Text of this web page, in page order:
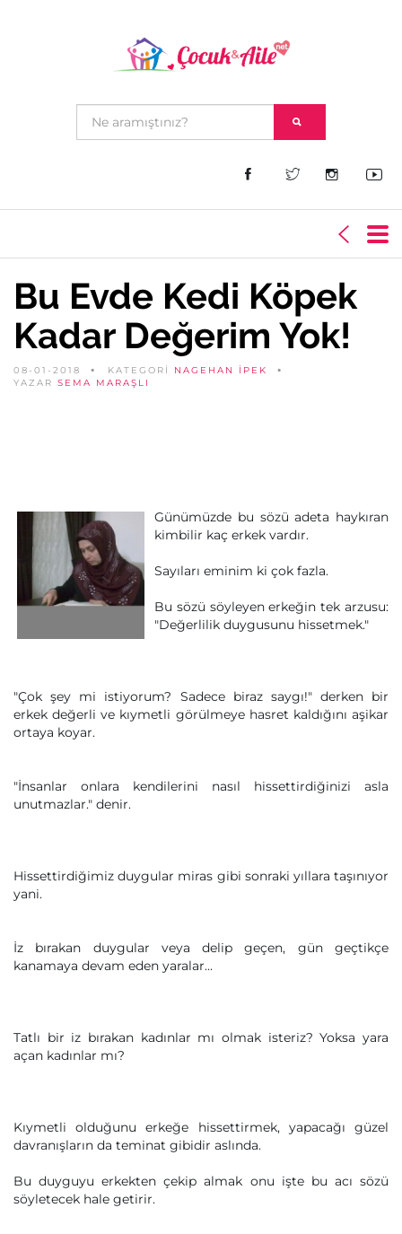
Bu Evde Kedi Köpek
Kadar Değerim Yok!
08-01-2018 KATEGORİ NAGEHAN İPEK
YAZAR SEMA MARAŞLI
Günümüzde bu sözü adeta haykıran
kimbilir kaç erkek vardır.
Sayıları eminim ki çok fazla.
Bu sözü söyleyen erkeğin tek arzusu:
"Değerlilik duygusunu hissetmek."
"Çok şey mi istiyorum? Sadece biraz saygı!" derken bir
erkek değerli ve kıymetli görülmeye hasret kaldığını aşikar
ortaya koyar.
"İnsanlar onlara kendilerini nasıl hissettirdiğinizi asla
unutmazlar." denir.
Hissettirdiğimiz duygular miras gibi sonraki yıllara taşınıyor
yani.
İz bırakan duygular veya delip geçen, gün geçtikçe
kanamaya devam eden yaralar...
Tatlı bir iz bırakan kadınlar mı olmak isteriz? Yoksa yara
açan kadınlar mı?
Kıymetli olduğunu erkeğe hissettirmek, yapacağı güzel
davranışların da teminat gibidir aslında.
Bu duyguyu erkekten çekip almak onu işte bu acı sözü
söyletecek hale getirir.